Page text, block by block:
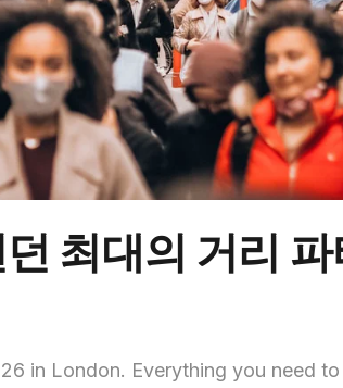
최대의 거리 파
in London. Everything you need